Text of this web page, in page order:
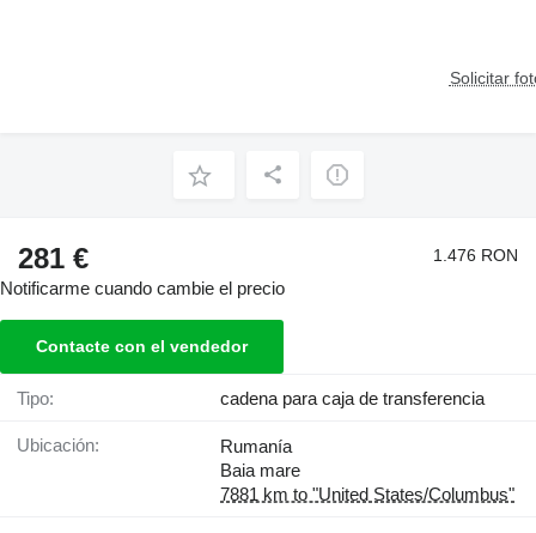
Solicitar
281 € 1.476 RON
Notificarme cuando cambie el precio
Contacte con el vendedor
Tipo: cadena para caja de transferencia
Ubicación:
Rumanía
Baia mare
7881 km to "United States/Columbus"